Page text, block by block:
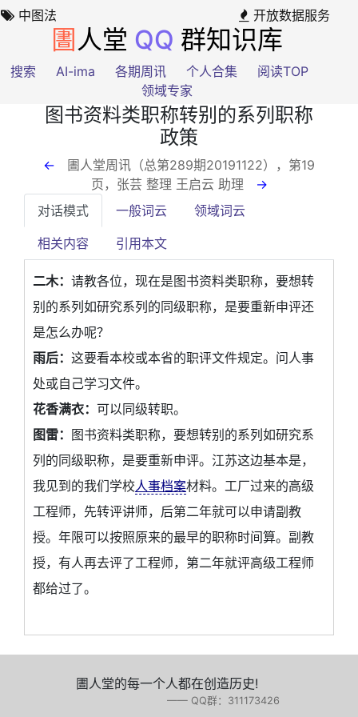
中图法 开放数据服务
圕 人堂 QQ 群知识库
搜索 AI-ima 各期周讯 个人合集
阅读TOP
领域专家
图书资料类职称转别的系列职称
政策
←
圕人堂周讯（总第289期20191122），第19
页 ，张芸 整理 王启云 助理
→
对话模式
一般词云 领域词云
相关内容 引用本文
二木： 请教各位，现在是图书资料类职称，要想转
别的系列如研究系列的同级职称，是要重新申评还
是怎么办呢？
雨后： 这要看本校或本省的职评文件规定。问人事
处或自己学习文件。
花香满衣： 可以同级转职。
图雷： 图书资料类职称，要想转别的系列如研究系
列的同级职称，是要重新申评。江苏这边基本是，
我见到的我们学校人事档案材料。工厂过来的高级
工程师，先转评讲师，后第二年就可以申请副教
授。年限可以按照原来的最早的职称时间算。副教
授，有人再去评了工程师，第二年就评高级工程师
都给过了。
圕人堂的每一个人都在创造历史!
—— QQ群：311173426